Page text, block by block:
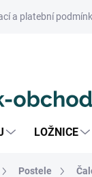
a platební
LOŽNICE
Postele